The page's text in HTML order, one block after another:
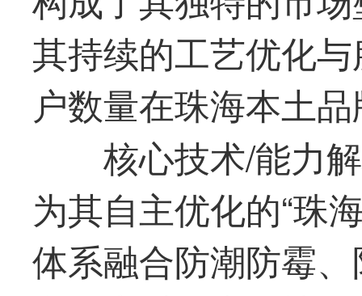
其持续的工艺优化
户数量在珠海本土
核心技术/能力
为其自主优化的“珠
体系融合防潮防霉